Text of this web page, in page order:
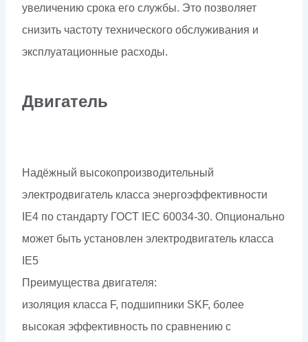
увеличению срока его службы. Это позволяет
снизить частоту технического обслуживания и
эксплуатационные расходы.
Двигатель
Надёжный высокопроизводительный
электродвигатель класса энергоэффективности
IE4 по стандарту ГОСТ IEC 60034-30. Опционально
может быть установлен электродвигатель класса
IE5
Преимущества двигателя:
изоляция класса F, подшипники SKF, более
высокая эффективность по сравнению с